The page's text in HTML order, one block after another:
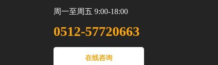
周一至周五 9:00-18:00
0512-57720663
在线咨询